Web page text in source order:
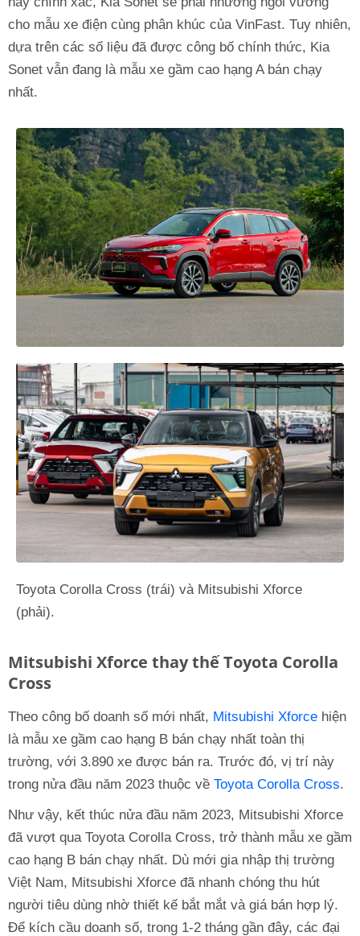
cho mẫu xe điện cùng phân khúc của VinFast. Tuy nhiên,
dựa trên các số liệu đã được công bố chính thức, Kia
Sonet vẫn đang là mẫu xe gầm cao hạng A bán chạy
nhất.
Toyota Corolla Cross (trái) và Mitsubishi Xforce
(phải).
Mitsubishi Xforce thay thế Toyota Corolla
Cross
Theo công bố doanh số mới nhất, Mitsubishi Xforce hiện
là mẫu xe gầm cao hạng B bán chạy nhất toàn thị
trường, với 3.890 xe được bán ra. Trước đó, vị trí này
trong nửa đầu năm 2023 thuộc về Toyota Corolla Cross.
Như vậy, kết thúc nửa đầu năm 2023, Mitsubishi Xforce
đã vượt qua Toyota Corolla Cross, trở thành mẫu xe gầm
cao hạng B bán chạy nhất. Dù mới gia nhập thị trường
Việt Nam, Mitsubishi Xforce đã nhanh chóng thu hút
người tiêu dùng nhờ thiết kế bắt mắt và giá bán hợp lý.
Để kích cầu doanh số, trong 1-2 tháng gần đây, các đại